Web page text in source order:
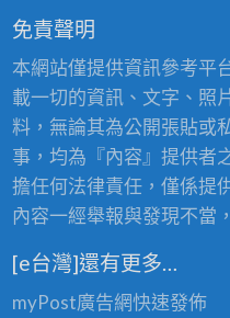
免責聲明
本網站僅提供資訊參考平
載一切的資訊、文字、照
料，無論其為公開張貼或
事，均為『內容』提供者
擔任何法律責任，僅係提
內容一經舉報與發現不當
[e台灣]還有更多…
myPost廣告網快速發佈